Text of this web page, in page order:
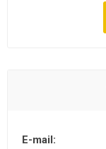
E-mail: